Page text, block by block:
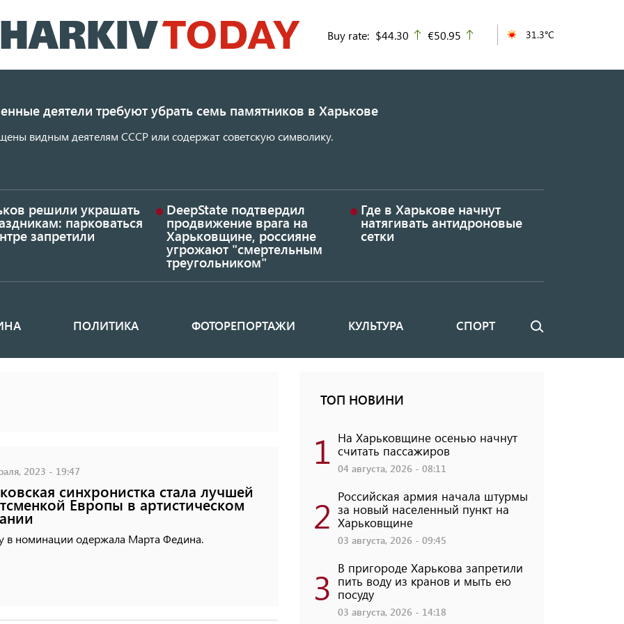
к
основному
Buy rate: $44.30 up
€50.95 31.3°C
деятели требуют убрать семь памятников в Харькове
видным деятелям СССР или содержат советскую символику.
решили украшать
парковаться
запретили
DeepState подтвердил
продвижение врага на
Харьковщине, россияне
угрожают "смертельным
треугольником"
Где в Харькове начнут
натягивать антидроновые
сетки
ПОЛИТИКА ФОТОРЕПОРТАЖИ КУЛЬТУРА СПОРТ Поиск
2023 - 19:47
синхронистка стала лучшей
Европы в артистическом
в номинации одержала Марта Федина.
ТОП НОВИНИ
1 На Харьковщине осенью начнут
считать пассажиров
04 августа, 2026 - 08:11
2 Российская армия начала штурмы
за новый населенный пункт на
Харьковщине
03 августа, 2026 - 09:45
3 В пригороде Харькова запретили
пить воду из кранов и мыть ею
посуду
03 августа, 2026 - 14:18